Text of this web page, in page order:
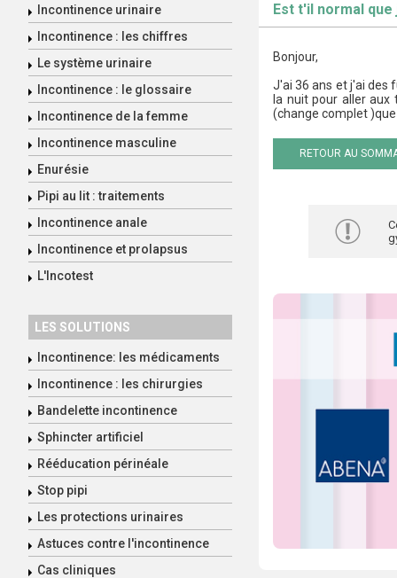
Incontinence urinaire
Incontinence : les chiffres
Le système urinaire
Incontinence : le glossaire
Incontinence de la femme
Incontinence masculine
Enurésie
Pipi au lit : traitements
Incontinence anale
Incontinence et prolapsus
L'Incotest
LES SOLUTIONS
Incontinence: les médicaments
Incontinence : les chirurgies
Bandelette incontinence
Sphincter artificiel
Rééducation périnéale
Stop pipi
Les protections urinaires
Astuces contre l'incontinence
Cas cliniques
Est t'il normal
Bonjour,
J'ai 36 ans et j'ai des
la nuit pour aller aux
(change complet
RETOUR AU